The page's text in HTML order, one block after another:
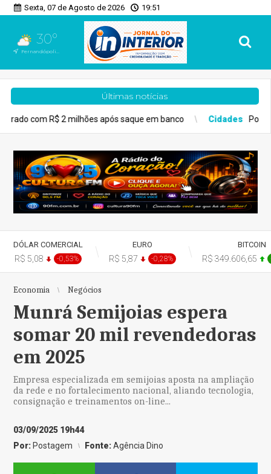
Sexta, 07 de Agosto de 2026 19:51
30°
Fernandópolis, SP
Últimas notícias
após saque em banco Cidades Poupatempo de
DÓLAR COMERCIAL
R$ 5,08 -0,53%
EURO
R$ 5,87 -0,28%
BITCOIN
R$ 349.606,65
Economia Negócios
Munrá Semijoias espera
somar 20 mil revendedoras
em 2025
Empresa especializada em semijoias aposta na ampliação
da rede e no fortalecimento nacional, aliando tecnologia,
consignação e treinamentos on-line...
03/09/2025 19h44
Por: Postagem Fonte:Agência Dino